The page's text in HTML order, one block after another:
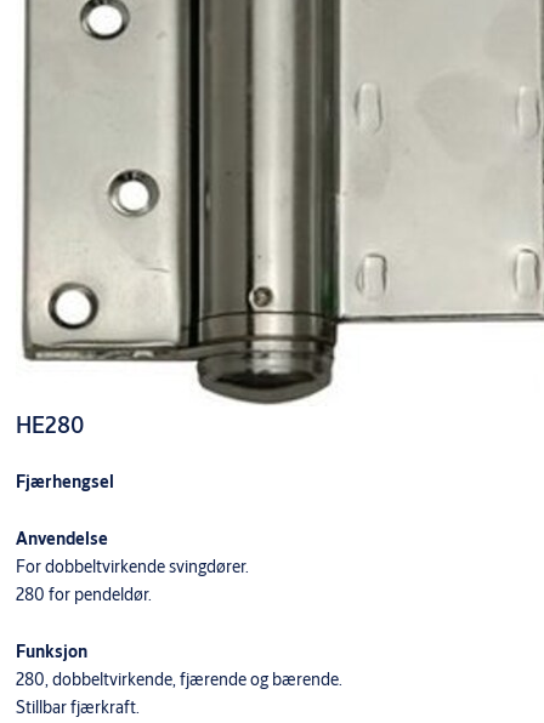
HE280
Fjærhengsel
Anvendelse
For dobbeltvirkende svingdører.
280 for pendeldør.
Funksjon
280, dobbeltvirkende, fjærende og bærende.
Stillbar fjærkraft.